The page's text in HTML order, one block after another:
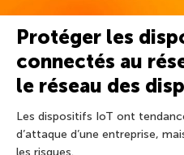
Protéger les
connectés au
le réseau des
Les dispositifs IoT ont
d’attaque d’une entreprise,